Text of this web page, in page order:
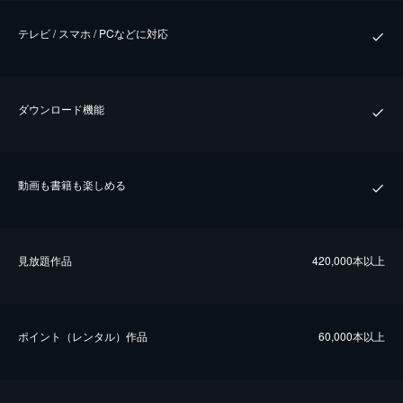
テレビ / スマホ / PCなどに対応
ダウンロード機能
動画も書籍も楽しめる
⾒放題作品 420,000本以上
ポイント（レンタル）作品 60,000本以上